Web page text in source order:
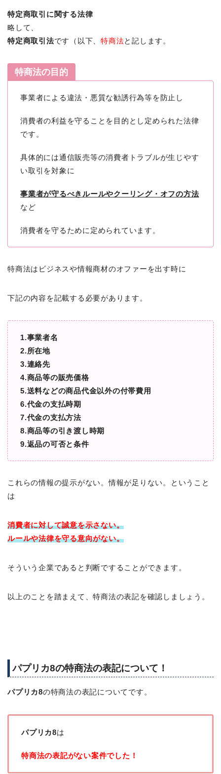
特定商取引に関する法律
略して、
特定商取引法です（以下、特商法と記します。
特商法の目的
事業者による違法・悪質な勧誘行為等を防止し
消費者の利益を守ることを目的とし定められた法律
です。
具体的には通信販売等の消費者トラブルが生じやす
い取引を対象に
事業者が守るべきルールやクーリング・オフの方法
など
消費者を守るために定められています。
特商法はビジネスや情報商材のオファーを出す時に
下記の内容を記載する必要があります。
1.事業者名
2.所在地
3.連絡先
4.商品等の販売価格
5.送料などの商品代金以外の付帯費用
6.代金の支払時期
7.代金の支払方法
8.商品等の引き渡し時期
9.返品の可否と条件
これらの情報の提示がない。情報が足りない。ということ
は
消費者に対して誠意を示さない。
ルールや法律を守る意向がない。
そういう企業であると判断ですることができます。
以上のことを踏まえて、特商法の表記を確認しましょう。
パプリカ8の特商法の表記について！
パプリカ8の特商法の表記についてです。
パプリカ8は
特商法の表記がない案件でした！